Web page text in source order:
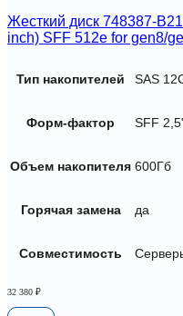
Жесткий диск 748387-
inch) SFF 512e for gen8/
Тип накопителей SAS
Форм-фактор SFF
Объем накопителя 600Гб
Горячая замена да
Совместимость
32 380 ₽